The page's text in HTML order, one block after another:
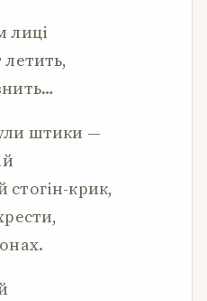
лиці
штики —
крик,